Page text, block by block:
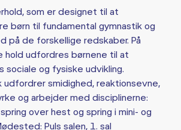
som er designet til at
børn til fundamental gymnastik og
på de forskellige redskaber. På
hold udfordres børnene til at
og fysiske udvikling.
udfordrer smidighed, reaktionsevne,
og arbejder med disciplinerne:
over hest og spring i mini- og
Puls salen, 1. sal